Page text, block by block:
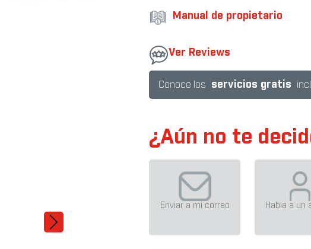
Manual de propietario
Ver Reviews
Conoce los servicios gratis
¿Aún no te
Enviar a mi correo Habla a un